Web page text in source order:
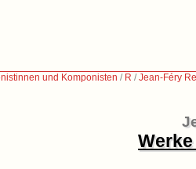
und Komponisten / R /Jean-Féry